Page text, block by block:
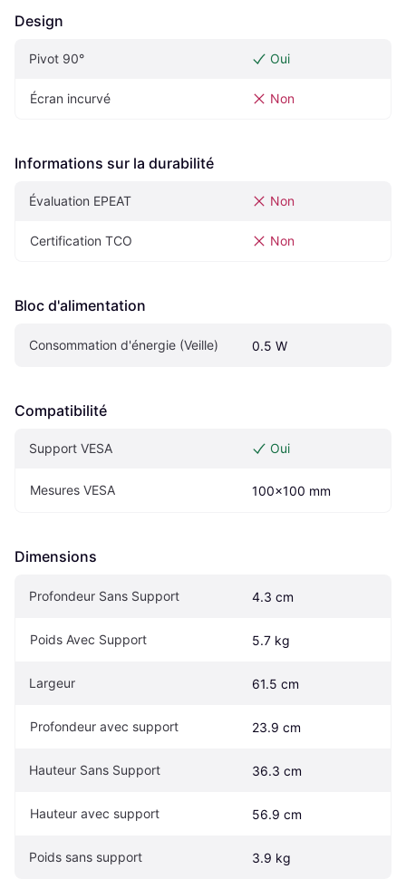
Design
Pivot‎ 90°‎ Oui
Écran incurvé Non
Informations sur la durabilité
Évaluation EPEAT Non
Certification TCO Non
Bloc d'alimentation
Consommation d'énergie (Veille) 0.5 W
Compatibilité
Support VESA Oui
Mesures VESA 100x100 mm
Dimensions
Profondeur Sans Support 4.3 cm
Poids Avec Support 5.7 kg
Largeur 61.5 cm
Profondeur avec support 23.9 cm
Hauteur Sans Support 36.3 cm
Hauteur avec support 56.9 cm
Poids sans support 3.9 kg